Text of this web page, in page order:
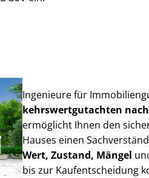
Ingenieure für
kehrs­wert­gut­ach­ten nach
ermöglicht Ihnen den
Hauses einen
Wert, Zustand, Mängel
bis zur Kauf­ent­schei­dung